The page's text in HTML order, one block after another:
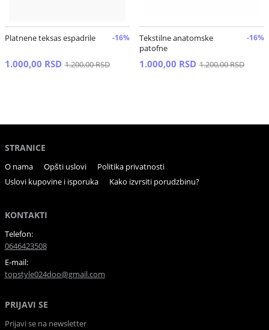
Platnene teksas espadrile -16%
1.000,00 RSD 1.200,00 RSD
Tekstilne anatomske
patofne
-16%
1.000,00 RSD 1.200,00 RSD
STRANICE
O nama Opšti uslovi
Politika privatnosti
Uslovi kupovine i isporuka
Kako izvrsiti porudzbinu?
KONTAKTI
Telefon:
0646423508
E-mail:
topstyle024doo@gmail.com
PRIJAVI SE
Prijavi se na newsletter